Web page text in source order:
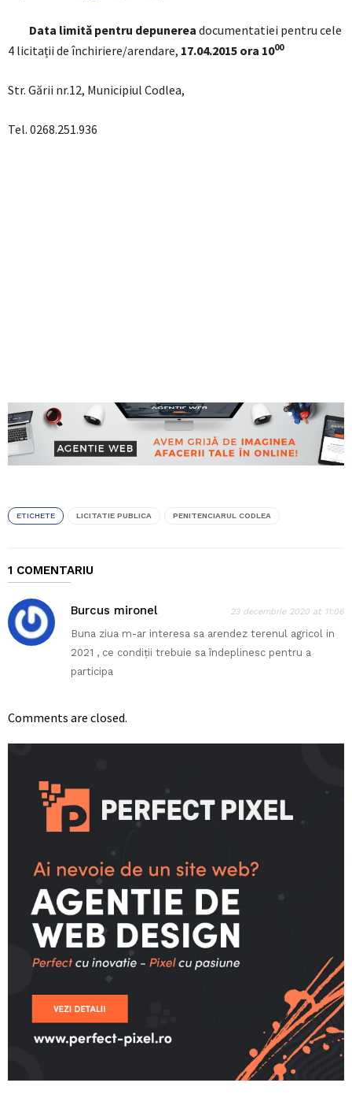
Data limită pentru depunerea documentatiei pentru cele
4 licitații de închiriere/arendare, 17.04.2015 ora 1000
Str. Gării nr.12, Municipiul Codlea,
Tel. 0268.251.936
ETICHETE LICITATIE PUBLICA PENITENCIARUL CODLEA
1 COMENTARIU
Burcus mironel 23 decembrie 2020 at 11:06
Buna ziua m-ar interesa sa arendez terenul agricol in
2021 , ce condiții trebuie sa îndeplinesc pentru a
participa
Comments are closed.